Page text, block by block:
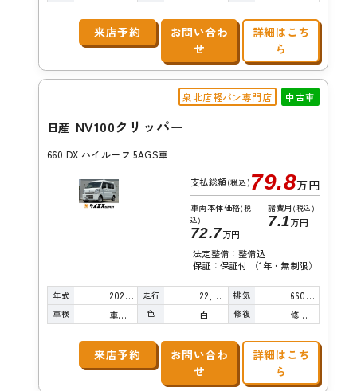
来店予約
お問い合わ
せ
詳細はこち
ら
泉北店軽バン専門店 中古車
日産 NV100クリッパー
660 DX ハイルーフ 5AGS車
支払総額(税込) 79.8万円
車両本体価格(税
込)
72.7万円
諸費用 (税込)
7.1万円
法定整備：整備込
保証：保証付 （1年・無制限）
年式 2022年 走行 22,000km 排気 660cc
車検 車検整備付 色 白 修復 修復歴無し
来店予約
お問い合わ
せ
詳細はこち
ら